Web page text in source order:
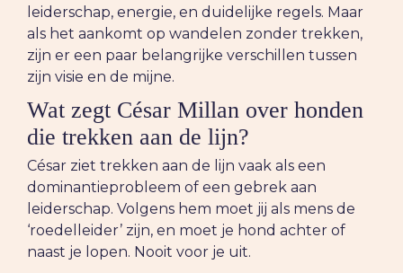
leiderschap, energie, en duidelijke regels. Maar
als het aankomt op wandelen zonder trekken,
zijn er een paar belangrijke verschillen tussen
zijn visie en de mijne.
Wat zegt César Millan over honden
die trekken aan de lijn?
César ziet trekken aan de lijn vaak als een
dominantieprobleem of een gebrek aan
leiderschap. Volgens hem moet jij als mens de
‘roedelleider’ zijn, en moet je hond achter of
naast je lopen. Nooit voor je uit.